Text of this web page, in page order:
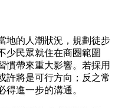
地的人潮狀況，規劃徒步
少民眾就住在商圈範圍
慣帶來重大影響。若採用
許將是可行方向；反之常
進一步的溝通。